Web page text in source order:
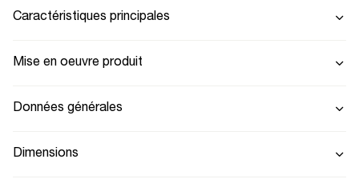
Caractéristiques principales
Mise en oeuvre produit
Données générales
Dimensions